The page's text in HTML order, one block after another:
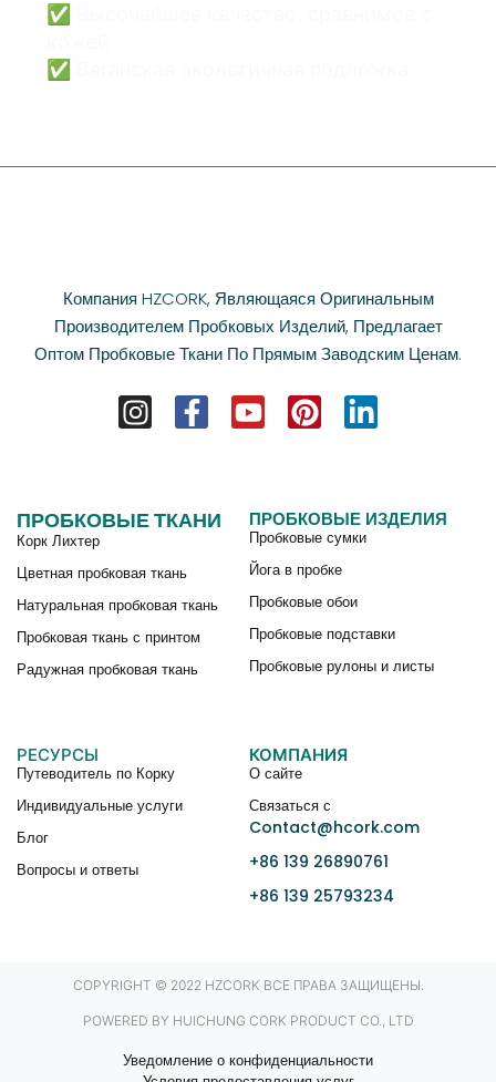
✅ Высочайшее качество, сравнимое с
✅ Веганская экологичная подложка
Компания HZCORK, Являющаяся Оригинальным
Производителем Пробковых Изделий, Предлагает
Оптом Пробковые Ткани По Прямым Заводским Ценам.
ПРОБКОВЫЕ ТКАНИ
Корк Лихтер
Цветная пробковая ткань
Натуральная пробковая ткань
Пробковая ткань с принтом
Радужная пробковая ткань
ПРОБКОВЫЕ ИЗДЕЛИЯ
Пробковые сумки
Йога в пробке
Пробковые обои
Пробковые подставки
Пробковые рулоны и листы
РЕСУРСЫ
Путеводитель по Корку
Индивидуальные услуги
Блог
Вопросы и ответы
КОМПАНИЯ
О сайте
Связаться с
Contact@hcork.com
+86 139 26890761
+86 139 25793234
COPYRIGHT © 2022 HZCORK ВСЕ ПРАВА ЗАЩИЩЕНЫ.
POWERED BY HUICHUNG CORK PRODUCT CO., LTD
Уведомление о конфиденциальности